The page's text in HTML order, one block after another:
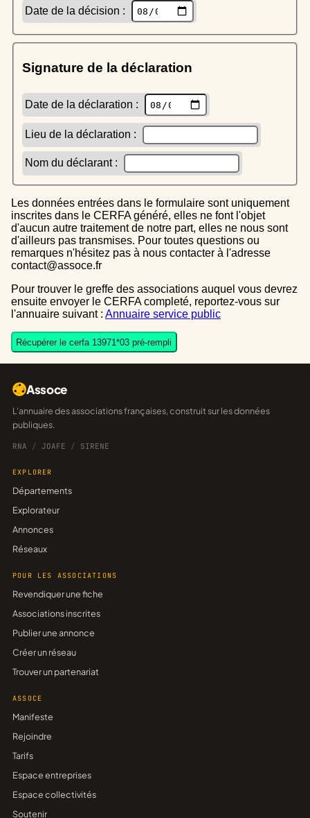
Date de la décision :
Signature de la déclaration
Date de la déclaration :
Lieu de la déclaration :
Nom du déclarant :
Les données entrées dans le formulaire sont uniquement
inscrites dans le CERFA généré, elles ne font l'objet
d'aucun autre traitement de notre part, elles ne nous sont
d'ailleurs pas transmises. Pour toutes questions ou
remarques n'hésitez pas à nous contacter à l'adresse
contact@assoce.fr
Pour trouver le greffe des associations auquel vous devrez
ensuite envoyer le CERFA completé, reportez-vous sur
l'annuaire suivant : Annuaire service public
Récupérer le cerfa 13971*03 pré-rempli
Assoce
L'annuaire des associations françaises, construit sur les données
publiques.
RNA / JOAFE / SIRENE
EXPLORER
Départements
Explorateur
Annonces
Réseaux
POUR LES ASSOCIATIONS
Revendiquer une fiche
Associations inscrites
Publier une annonce
Créer un réseau
Trouver un partenariat
ASSOCE
Manifeste
Rejoindre
Tarifs
Espace entreprises
Espace collectivités
Soutenir